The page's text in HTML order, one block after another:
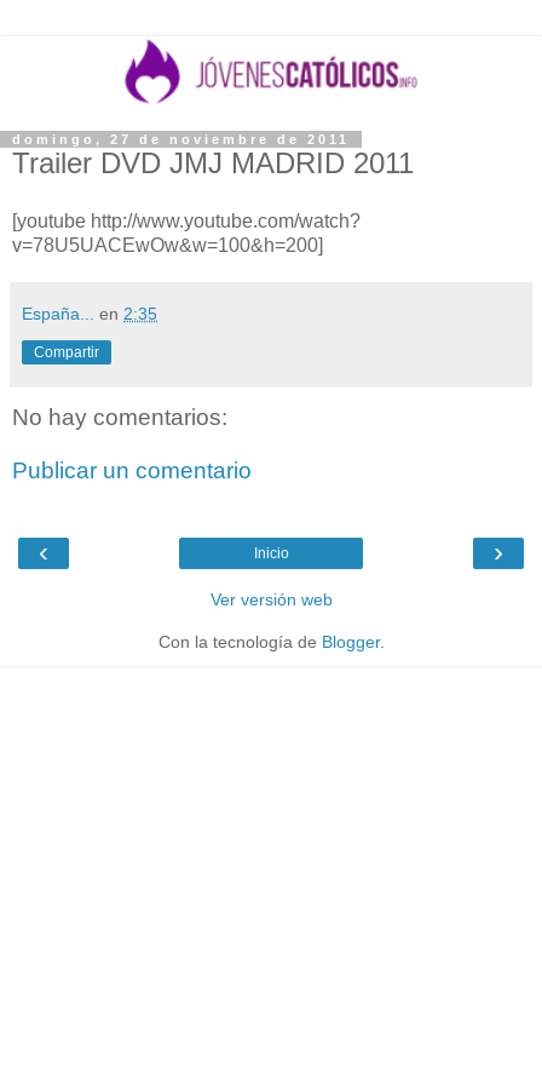
domingo, 27 de noviembre de 2011
Trailer DVD JMJ MADRID 2011
[youtube http://www.youtube.com/watch?
v=78U5UACEwOw&w=100&h=200]
España... en 2:35
Compartir
No hay comentarios:
Publicar un comentario
‹ ›
Inicio
Ver versión web
Con la tecnología de Blogger.